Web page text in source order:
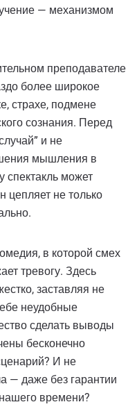
— механизмом
преподавателе
более широкое
страхе, подмене
сознания. Перед
и не
мышления в
может
цепляет не только
в которой смех
тревогу. Здесь
заставляя не
неудобные
сделать выводы
бесконечно
И не
— даже без гарантии
времени?